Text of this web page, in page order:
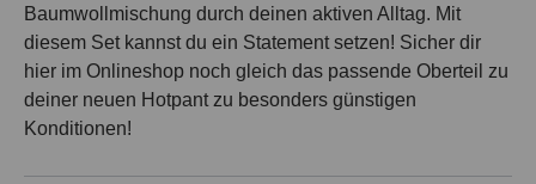
Baumwollmischung durch deinen aktiven Alltag. Mit
diesem Set kannst du ein Statement setzen! Sicher dir
hier im Onlineshop noch gleich das passende Oberteil zu
deiner neuen Hotpant zu besonders günstigen
Konditionen!